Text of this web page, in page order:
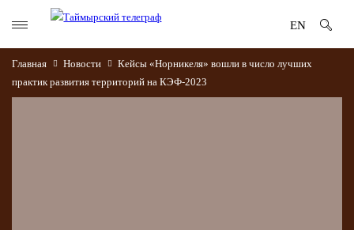
EN
Главная Новости
Кейсы «Норникеля» вошли в число лучших
практик развития территорий на КЭФ-2023